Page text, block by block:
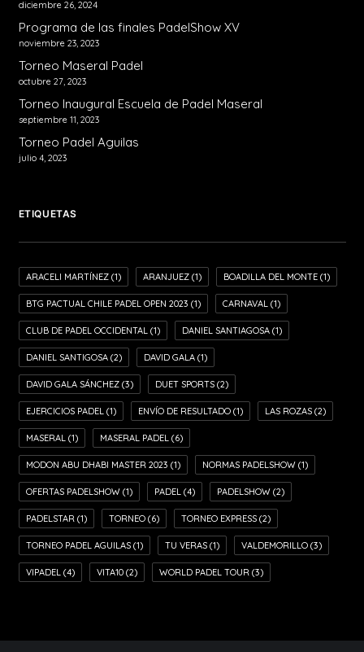
¡Las Finales PadelShow XVI nos dejaron
diciembre 26, 2024
Programa de las finales PadelShow XV
noviembre 23, 2023
Torneo Maseral Padel
octubre 27, 2023
Torneo Inaugural Escuela de Padel Maseral
septiembre 11, 2023
Torneo Padel Aguilas
julio 4, 2023
ETIQUETAS
ARACELI MARTÍNEZ(1) ARANJUEZ(1) BOADILLA DEL MONTE(1)
BTG PACTUAL CHILE PADEL OPEN 2023 (1) CARNAVAL(1)
CLUB DE PADEL OCCIDENTAL(1) DANIEL SANTIAGOSA(1)
DANIEL SANTIGOSA(2) DAVID GALA(1)
DAVID GALA SÁNCHEZ(3) DUET SPORTS(2)
EJERCICIOS PADEL(1) ENVÍO DE RESULTADO(1) LAS ROZAS(2)
MASERAL(1) MASERAL PADEL(6)
MODON ABU DHABI MASTER 2023 (1) NORMAS PADELSHOW(1)
OFERTAS PADELSHOW(1) PADEL(4) PADELSHOW(2)
PADELSTAR(1) TORNEO(6) TORNEO EXPRESS(2)
TORNEO PADEL AGUILAS(1) TU VERAS(1) VALDEMORILLO(3)
VIPADEL(4) VITA10(2) WORLD PADEL TOUR(3)